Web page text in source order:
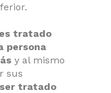
tratado
persona
y al mismo
sus
tratado